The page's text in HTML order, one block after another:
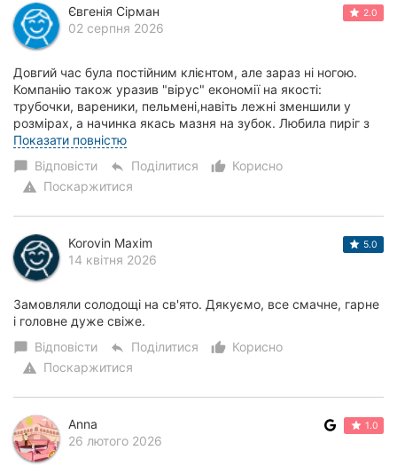
Євгенія Сірман
02 серпня 2026
2.0
Довгий час була постійним клієнтом, але зараз ні ногою.
Компанію також уразив "вірус" економії на якості:
трубочки, вареники, пельмені,навіть лежні зменшили у
розмірах, а начинка якась мазня на зубок. Любила пиріг з
рибою, а щас що - корж грубий, нач...
Показати повністю
chat_bubble Відповісти reply Поділитися thumb_up_alt
Корисно
warning Поскаржитися
Korovin Maxim
14 квітня 2026
5.0
Замовляли солодощі на св'ято. Дякуємо, все смачне, гарне
і головне дуже свіже.
chat_bubble Відповісти reply Поділитися thumb_up_alt
Корисно
warning Поскаржитися
Anna
26 лютого 2026
1.0